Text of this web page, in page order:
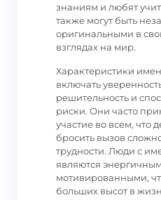
знаниям и любят
также могут быть
оригинальными в
взглядах на мир.
Характеристики
включать
решительность и
риски. Они часто
участие во всем, что
бросить вызов
трудности. Люди с
являются
мотивированными,
больших высот в